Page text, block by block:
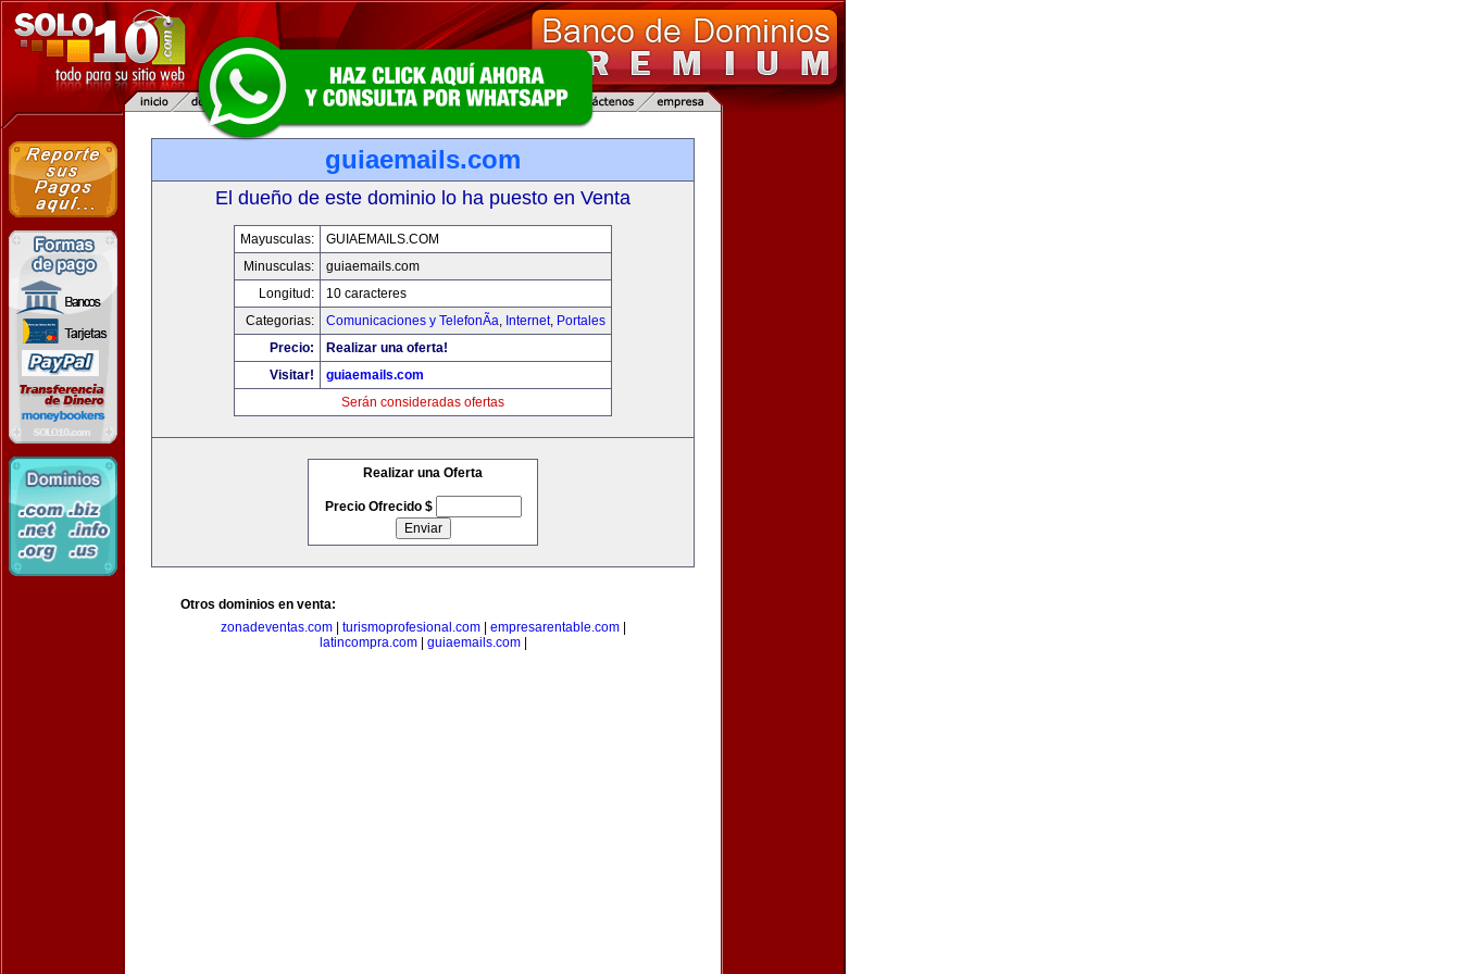
guiaemails.com
El dueño de este dominio lo ha puesto en Venta
Mayusculas:
GUIAEMAILS.COM
Minusculas:
guiaemails.com
Longitud:
10 caracteres
Categorias:
Comunicaciones y TelefonÃ­a, Internet, Portales
Precio:
Realizar una oferta!
Visitar!
guiaemails.com
Serán consideradas ofertas
Realizar una Oferta
Precio Ofrecido $
Otros dominios en venta:
zonadeventas.com| turismoprofesional.com| empresarentable.com|
latincompra.com| guiaemails.com|